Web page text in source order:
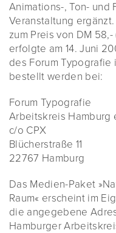
Animations-, Ton- und
Veranstaltung
zum Preis von DM
erfolgte am 14. Juni
des Forum Typografie
bestellt werden bei:
Forum Typografie
Arbeitskreis Hamburg
c/o CPX
Blücherstraße 11
22767 Hamburg
Das Medien-Paket
Raum« erscheint im
die angegebene
Hamburger